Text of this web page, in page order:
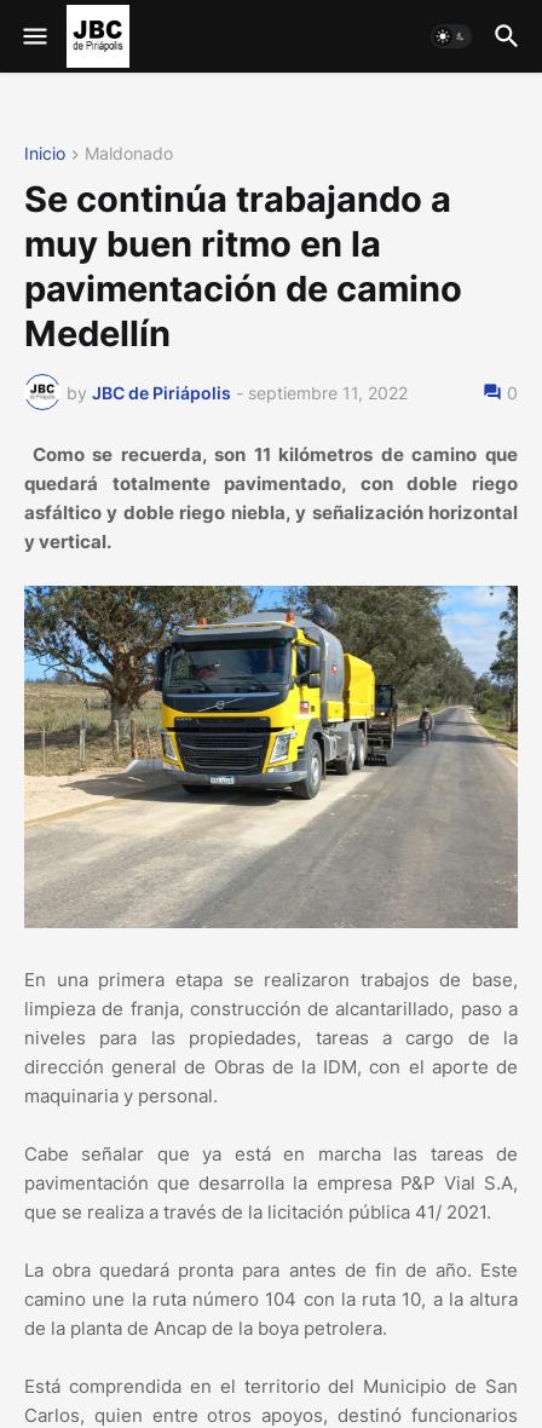
Inicio Maldonado
Se continúa trabajando a
muy buen ritmo en la
pavimentación de camino
Medellín
by JBC de Piriápolis - septiembre 11, 2022 0
Como se recuerda, son 11 kilómetros de camino que
quedará totalmente pavimentado, con doble riego
asfáltico y doble riego niebla, y señalización horizontal
y vertical.
En una primera etapa se realizaron trabajos de base,
limpieza de franja, construcción de alcantarillado, paso a
niveles para las propiedades, tareas a cargo de la
dirección general de Obras de la IDM, con el aporte de
maquinaria y personal.
Cabe señalar que ya está en marcha las tareas de
pavimentación que desarrolla la empresa P&P Vial S.A,
que se realiza a través de la licitación pública 41/ 2021.
La obra quedará pronta para antes de fin de año. Este
camino une la ruta número 104 con la ruta 10, a la altura
de la planta de Ancap de la boya petrolera.
Está comprendida en el territorio del Municipio de San
Carlos, quien entre otros apoyos, destinó funcionarios